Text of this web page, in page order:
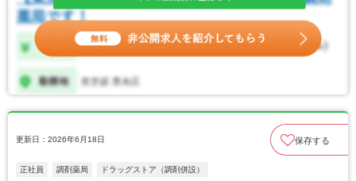
更新日：2026年6月18日 保存する
正社員 調剤薬局 ドラッグストア（調剤併設）